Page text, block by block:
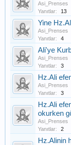
Asi_Prenses
Yanıtlar:
13
Yine
Asi_Prenses
Yanıtlar:
4
Ali'ye
Asi_Prenses
Yanıtlar:
3
Hz.Ali
Asi_Prenses
Yanıtlar:
3
Hz.Ali
okurken
Asi_Prenses
Yanıtlar:
2
Hz.Alinin